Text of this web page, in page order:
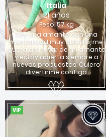
Italia
21 años
Peso: 57 kg
Soy una amante con una
mentalidad muy abierta, me
gusta disfrutar de mi amante
y estoy abierta siempre a
nuevas propuestas. Quiero
divertirme contigo
VIP